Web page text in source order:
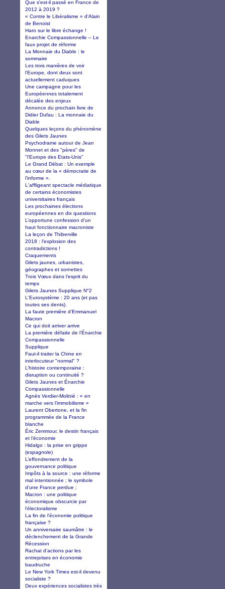
Que s'est-il passé en France de
2012 à 2019 ?
« Contre le Libéralisme » d’Alain
de Benoist
Haro sur le libre échange !
Enarchie Compassionnelle – Le
faux projet de réforme
La Monnaie du Diable : le
sommaire
Les trois manières de voir
l’Europe, dont deux sont
actuellement caduques
Une campagne pour les
Européennes totalement
décalée des enjeux
Annonce du prochain livre de
Didier Dufau : La monnaie du
Diable
Quelques leçons du phénomène
des Gilets Jaunes
Psychodrame autour de Jean
Monnet et des "pères" de
"l'Europe des Etats-Unis"
Le Grand Débat : Un exemple
au cœur de la « démocratie de
l’informe ».
L'affligeant spectacle médiatique
de certains économistes
universitaires français
Les prochaines élections
européennes en dix questions
L’opportune confession d’un
haut fonctionnaire macroniste
La leçon de Thiberville
2018 : l’explosion des
contradictions !
Craquements
Gilets jaunes, urbanistes,
géographes et sornettes
Trois Vœux dans l’esprit du
temps
Gilets Jaunes Supplique N°2
L'Eurosystème : 20 ans (et pas
toutes ses dents).
La faute première d’Emmanuel
Macron
Ce qui doit arriver arrive
La première défaite de l’Énarchie
Compassionnelle
Supplique
Faut-il traiter la Chine en
interlocuteur "normal" ?
L’histoire contemporaine :
disruption ou continuité ?
Gilets Jaunes et Énarchie
Compassionnelle
Agnès Verdier-Molinié : « en
marche vers l’immobilisme »
Laurent Obertone, et la fin
programmée de la France
blanche
Éric Zemmour, le destin français
et l’économie
Hidalgo : la prise en grippe
(espagnole)
L’effondrement de la
gouvernance politique
Impôts à la source : une réforme
mal intentionnée ; le symbole
d’une France perdue ;
Macron : une politique
économique obscurcie par
l’électoralisme
La fin de l'économie politique
française ?
Un anniversaire saumâtre : le
déclenchement de la Grande
Récession
Rachat d’actions par les
entreprises en économie
baudruche
Le New York Times est-il devenu
socialiste ?
Deux expériences socialistes très